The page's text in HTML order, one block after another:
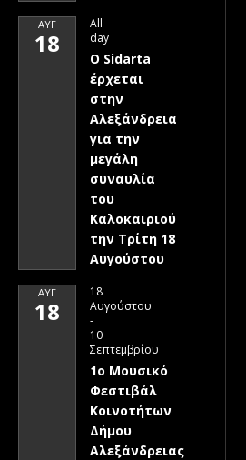
ΑΥΓ
18
All
day
Ο Sidarta
έρχεται
στην
Αλεξάνδρεια
για την
μεγάλη
συναυλία
του
Καλοκαιριού
την Τρίτη 18
Αυγούστου
ΑΥΓ
18
18
Αυγούστου
-
10
Σεπτεμβρίου
1ο Μουσικό
Φεστιβάλ
Κοινοτήτων
Δήμου
Αλεξάνδρειας